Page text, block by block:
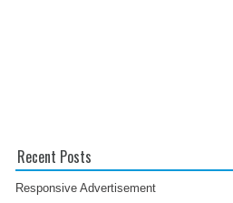
Recent Posts
Responsive Advertisement